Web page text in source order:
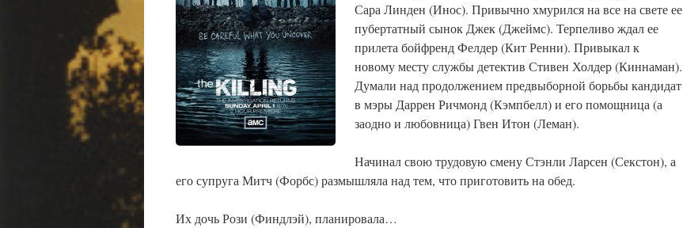
Сара Линден (Инос). Привычно хмурился на все на свете ее
пубертатный сынок Джек (Джеймс). Терпеливо ждал ее
прилета бойфренд Фелдер (Кит Ренни). Привыкал к
новому месту службы детектив Стивен Холдер (Киннаман).
Думали над продолжением предвыборной борьбы кандидат
в мэры Даррен Ричмонд (Кэмпбелл) и его помощница (а
заодно и любовница) Гвен Итон (Леман).
Начинал свою трудовую смену Стэнли Ларсен (Секстон), а
его супруга Митч (Форбс) размышляла над тем, что приготовить на обед.
Их дочь Рози (Финдлэй), планировала…